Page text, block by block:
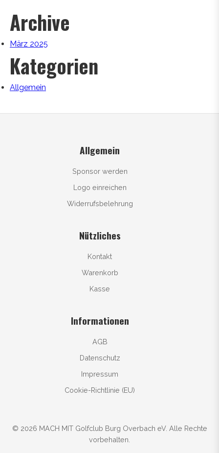
Archive
März 2025
Kategorien
Allgemein
Allgemein
Sponsor werden
Logo einreichen
Widerrufsbelehrung
Nützliches
Kontakt
Warenkorb
Kasse
Informationen
AGB
Datenschutz
Impressum
Cookie-Richtlinie (EU)
© 2026 MACH MIT Golfclub Burg Overbach eV. Alle Rechte
vorbehalten.